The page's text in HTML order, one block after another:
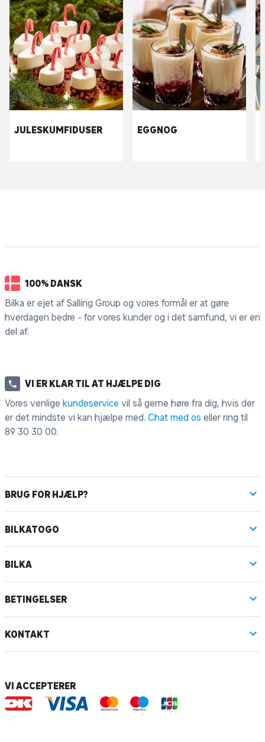
JULESKUMFIDUSER EGGNOG
100% DANSK
Bilka er ejet af Salling Group og vores formål er at gøre
hverdagen bedre - for vores kunder og i det samfund, vi er en
del af.
VI ER KLAR TIL AT HJÆLPE DIG
Vores venlige kundeservice vil så gerne høre fra dig, hvis der
er det mindste vi kan hjælpe med. Chat med os eller ring til
89 30 30 00.
BRUG FOR HJÆLP?
BILKATOGO
BILKA
BETINGELSER
KONTAKT
VI ACCEPTERER